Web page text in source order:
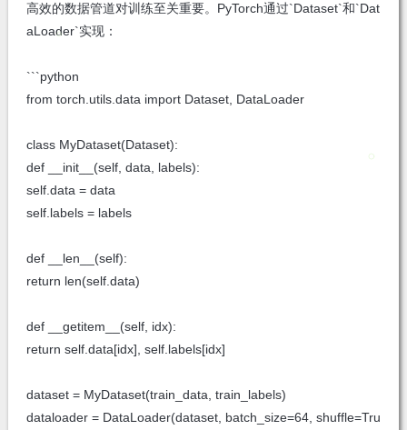
高效的数据管道对训练至关重要。PyTorch通过`Dataset`和`Dat
aLoader`实现：
```python
from torch.utils.data import Dataset, DataLoader
class MyDataset(Dataset):
def __init__(self, data, labels):
self.data = data
self.labels = labels
def __len__(self):
return len(self.data)
def __getitem__(self, idx):
return self.data[idx], self.labels[idx]
dataset = MyDataset(train_data, train_labels)
dataloader = DataLoader(dataset, batch_size=64, shuffle=Tru